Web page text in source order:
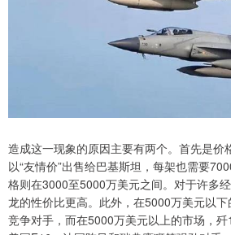
造成这一现象的原因主要有两个。首先是价
以“友情价”出售给巴基斯坦，每架也需要
格则在3000至5000万美元之间。对于许多
龙的性价比更高。此外，在5000万美元以
竞争对手，而在5000万美元以上的市场，歼